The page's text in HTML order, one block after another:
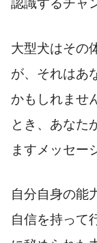
認識するチャ
大型犬はその
が、それはあ
かもしれませ
とき、あなた
ますメッセー
自分自身の能
自信を持って